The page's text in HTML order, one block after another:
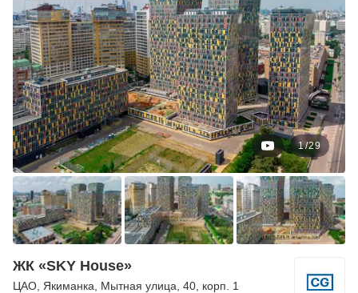
1/29
ЖК «SKY House»
ЦАО Якиманка Мытная улица , 40, корп. 1